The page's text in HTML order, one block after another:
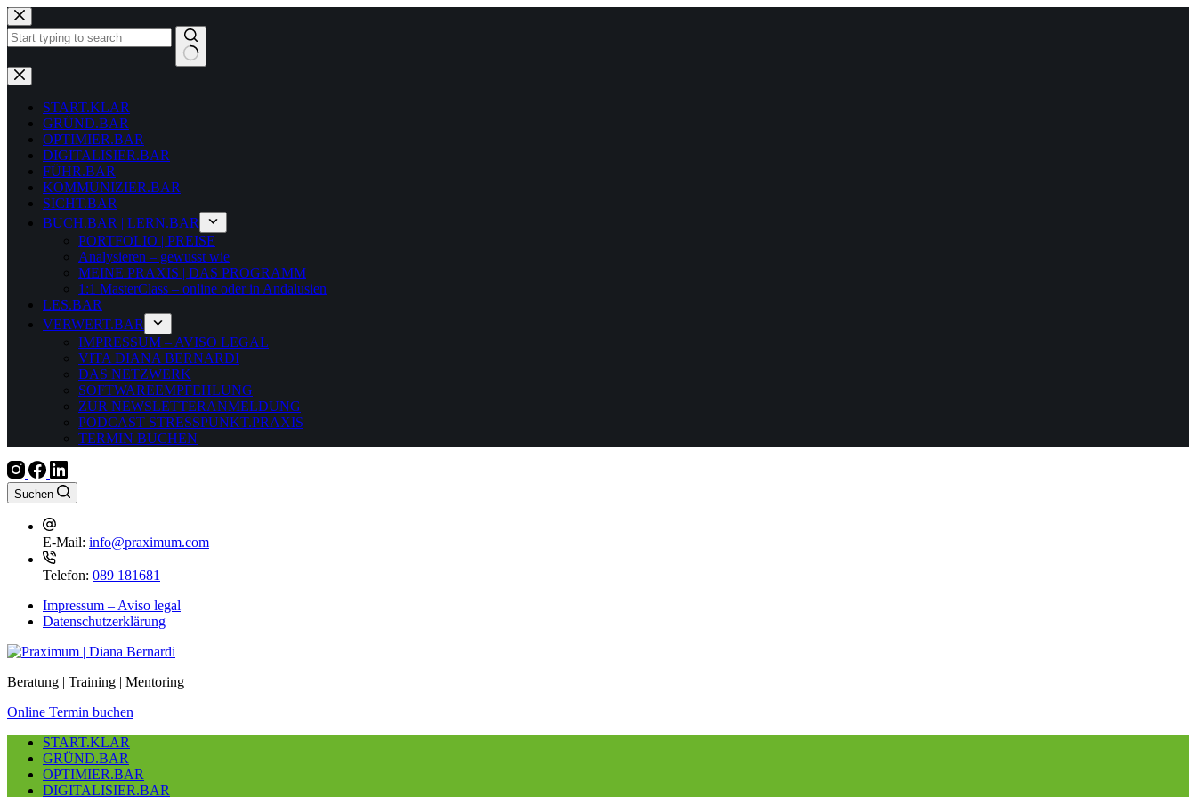
Zum
Inhalt
springen
Keine
Ergebnisse
START.KLAR
GRÜND.BAR
OPTIMIER.BAR
DIGITALISIER.BAR
FÜHR.BAR
KOMMUNIZIER.BAR
SICHT.BAR
BUCH.BAR | LERN.BAR
PORTFOLIO | PREISE
Analysieren – gewusst wie
MEINE PRAXIS | DAS PROGRAMM
1:1 MasterClass – online oder in Andalusien
LES.BAR
VERWERT.BAR
IMPRESSUM – AVISO LEGAL
VITA DIANA BERNARDI
DAS NETZWERK
SOFTWAREEMPFEHLUNG
ZUR NEWSLETTERANMELDUNG
PODCAST STRESSPUNKT.PRAXIS
TERMIN BUCHEN
Suchen
E-Mail: info@praximum.com
Telefon: 089 181681
Impressum – Aviso legal
Datenschutzerklärung
Beratung | Training | Mentoring
Online Termin buchen
START.KLAR
GRÜND.BAR
OPTIMIER.BAR
DIGITALISIER.BAR